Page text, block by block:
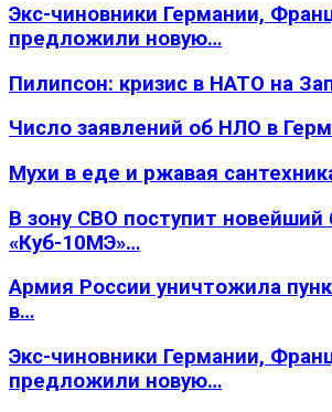
Экс-чиновники Германии,
предложили новую…
Пилипсон: кризис в НАТО на
Число заявлений об НЛО в
Мухи в еде и ржавая
В зону СВО поступит новейший
«Куб-10МЭ»…
Армия России уничтожила
в…
Экс-чиновники Германии,
предложили новую…